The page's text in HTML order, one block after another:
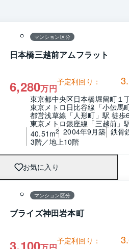
マンション区分
日本橋三越前アムフラット
6,280万円
予定利回り：
東京都中央区日本橋堀留町１
東京メトロ日比谷線「小伝馬
都営浅草線「人形町」駅 徒歩
東京メトロ銀座線「三越前」
40.51m2 2004年9月築 鉄骨
3階／地上10階
お気に入り
マンション区分
ブライズ神田岩本町
3,100 予定利回り：